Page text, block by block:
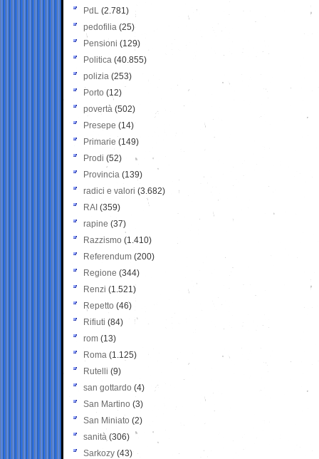
PdL (2.781)
pedofilia (25)
Pensioni (129)
Politica (40.855)
polizia (253)
Porto (12)
povertà (502)
Presepe (14)
Primarie (149)
Prodi (52)
Provincia (139)
radici e valori (3.682)
RAI (359)
rapine (37)
Razzismo (1.410)
Referendum (200)
Regione (344)
Renzi (1.521)
Repetto (46)
Rifiuti (84)
rom (13)
Roma (1.125)
Rutelli (9)
san gottardo (4)
San Martino (3)
San Miniato (2)
sanità (306)
Sarkozy (43)